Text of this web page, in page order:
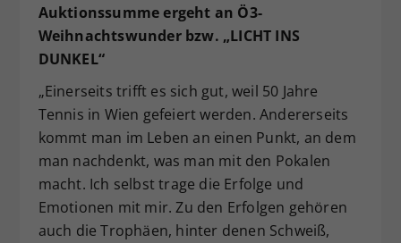
Auktionssumme ergeht an Ö3-
Weihnachtswunder bzw. „LICHT INS
DUNKEL“
„Einerseits trifft es sich gut, weil 50 Jahre
Tennis in Wien gefeiert werden. Andererseits
kommt man im Leben an einen Punkt, an dem
man nachdenkt, was man mit den Pokalen
macht. Ich selbst trage die Erfolge und
Emotionen mit mir. Zu den Erfolgen gehören
auch die Trophäen, hinter denen Schweiß,